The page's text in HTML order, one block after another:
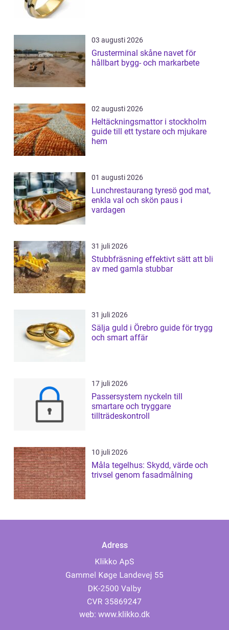
03 augusti 2026
Grusterminal skåne navet för
hållbart bygg- och markarbete
02 augusti 2026
Heltäckningsmattor i stockholm
guide till ett tystare och mjukare
hem
01 augusti 2026
Lunchrestaurang tyresö god mat,
enkla val och skön paus i
vardagen
31 juli 2026
Stubbfräsning effektivt sätt att bli
av med gamla stubbar
31 juli 2026
Sälja guld i Örebro guide för trygg
och smart affär
17 juli 2026
Passersystem nyckeln till
smartare och tryggare
tillträdeskontroll
10 juli 2026
Måla tegelhus: Skydd, värde och
trivsel genom fasadmålning
Adress
web: www.klikko.dk